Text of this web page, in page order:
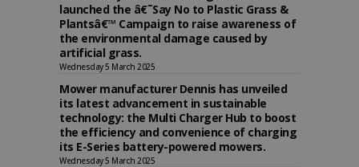
launched the â€˜Say No to Plastic Grass &
Plantsâ€™ Campaign to raise awareness of
the environmental damage caused by
artificial grass.
Wednesday 5 March 2025
Mower manufacturer Dennis has unveiled
its latest advancement in sustainable
technology: the Multi Charger Hub to boost
the efficiency and convenience of charging
its E-Series battery-powered mowers.
Wednesday 5 March 2025